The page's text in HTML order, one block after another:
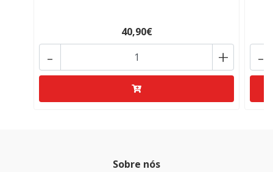
40,90€
+
- -
Sobre nós